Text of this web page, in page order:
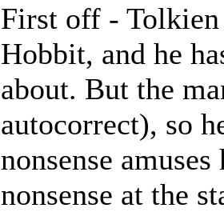
First off - Tolkien
Hobbit, and he
about. But the
autocorrect), so
nonsense
nonsense at the